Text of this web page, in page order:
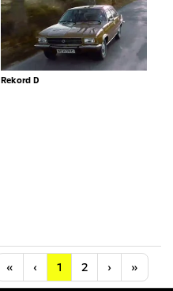
Rekord D
« Anfang
‹ Vorherige
1 2 ›Nächste
»